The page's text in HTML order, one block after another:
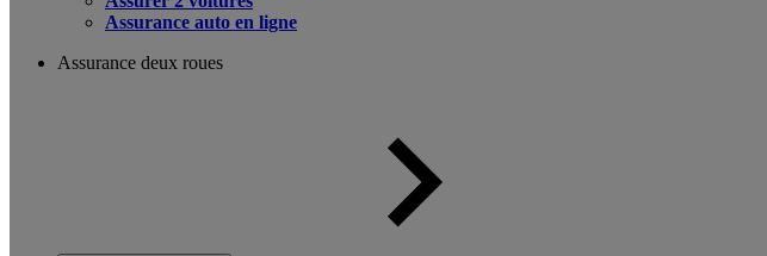
Assurance auto en ligne
Assurance deux roues